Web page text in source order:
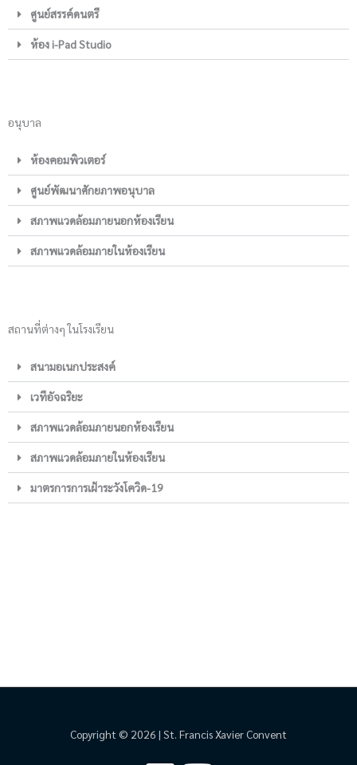
ศูนย์สรรค์ดนตรี
ห้อง i-Pad Studio
อนุบาล
ห้องคอมพิวเตอร์
ศูนย์พัฒนาศักยภาพอนุบาล
สภาพแวดล้อมภายนอกห้องเรียน
สภาพแวดล้อมภายในห้องเรียน
สถานที่ต่างๆ ในโรงเรียน
สนามอเนกประสงค์
เวทีอัจฉริยะ
สภาพแวดล้อมภายนอกห้องเรียน
สภาพแวดล้อมภายในห้องเรียน
มาตรการการเฝ้าระวังโควิด-19
Copyright © 2026 | St. Francis Xavier Convent